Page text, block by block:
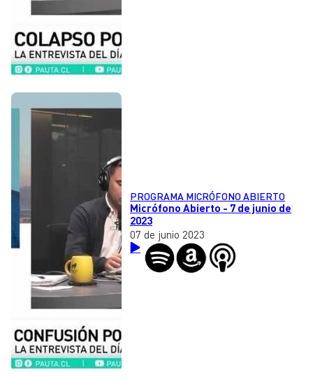
PROGRAMA MICRÓFONO ABIERTO
Micrófono Abierto - 7 de junio de
2023
07 de junio 2023